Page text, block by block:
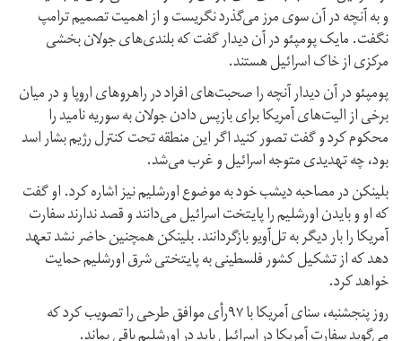
و به آنچه در آن سوی مرز می‌گذرد نگریست و از اهمیت تصمیم ترامپ
نگفت. مایک پومپئو در آن دیدار گفت که بلندی‌های جولان بخشی
مرکزی از خاک اسرائیل هستند.
پومپئو در آن دیدار آنچه را صحبت‌های افراد در راهروهای اروپا و در میان
برخی از الیت‌های آمریکا برای بازپس دادن جولان به سوریه نامید را
محکوم کرد و گفت تصور کنید اگر این منطقه تحت کنترل رژیم بشار اسد
بود، چه تهدیدی متوجه اسرائیل و غرب می‌شد.
بلینکن در مصاحبه دیشب خود به موضوع اورشلیم نیز اشاره کرد. او گفت
که او و بایدن اورشلیم را پایتخت اسرائیل می‌دانند و قصد ندارند سفارت
آمریکا را بار دیگر به تل‌آویو بازگردانند. بلینکن همچنین حاضر نشد تعهد
دهد که از تشکیل کشور فلسطینی به پایتختی شرق اورشلیم حمایت
خواهد کرد.
روز پنجشنبه، سنای آمریکا با ۹۷رأی موافق طرحی را تصویب کرد که